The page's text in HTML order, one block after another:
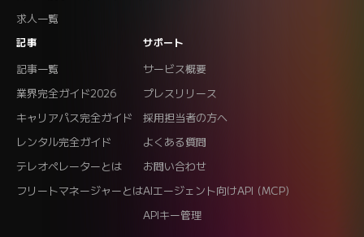
求人一覧
記事
記事一覧
業界完全ガイド2026
キャリアパス完全ガイド
レンタル完全ガイド
テレオペレーターとは
フリートマネージャーとは
サポート
サービス概要
プレスリリース
採用担当者の方へ
よくある質問
お問い合わせ
AIエージェント向けAPI (MCP)
APIキー管理